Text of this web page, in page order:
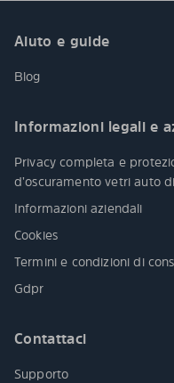
Aiuto e guide
Blog
Informazioni legali e
Privacy completa e
d’oscuramento vetri auto
Informazioni aziendali
Cookies
Termini e condizioni di
Gdpr
Contattaci
Supporto